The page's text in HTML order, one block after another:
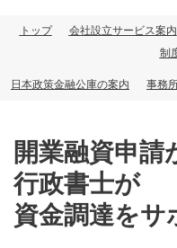
トップ 会社設立サービス案内
制
日本政策金融公庫の案内 事務
開業融資申請
行政書士が
資金調達をサ